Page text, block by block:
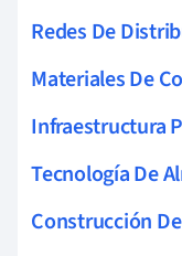
Redes De
Materiales De
Infraestructura
Tecnología De
Construcción